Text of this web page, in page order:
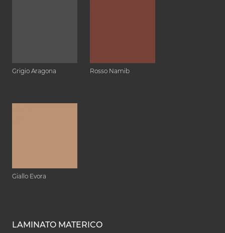
Grigio Aragona Rosso Namib
Giallo Evora
LAMINATO MATERICO